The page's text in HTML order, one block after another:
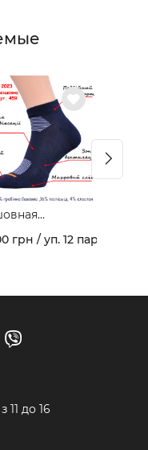
модель
грн / уп. 12 пар
11 до 16